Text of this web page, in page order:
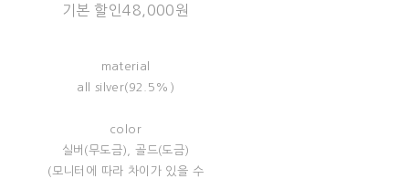
기본 할인48,000원
material
all silver(92.5%)
color
실버(무도금), 골드(도금)
(모니터에 따라 차이가 있을 수